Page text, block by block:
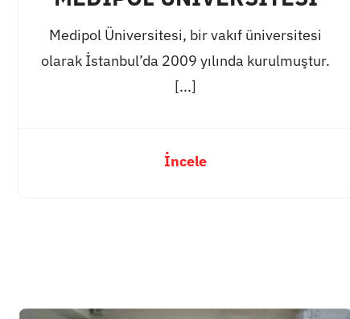
Medipol Üniversitesi, bir vakıf üniversitesi
olarak İstanbul’da 2009 yılında kurulmuştur.
[...]
İncele